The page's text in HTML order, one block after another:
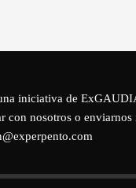
iniciativa de
con nosotros o